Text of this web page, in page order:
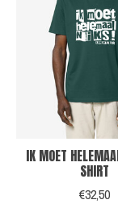
IK MOET
SHIRT
€32,50